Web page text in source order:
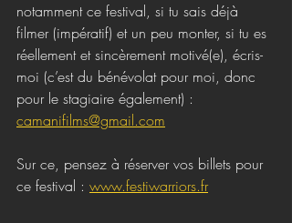
notamment ce festival, si tu sais déjà
filmer (impératif) et un peu monter, si tu es
réellement et sincèrement motivé(e), écris-
moi (c’est du bénévolat pour moi, donc
pour le stagiaire également) :
camanifilms@gmail.com
Sur ce, pensez à réserver vos billets pour
ce festival : www.festiwarriors.fr